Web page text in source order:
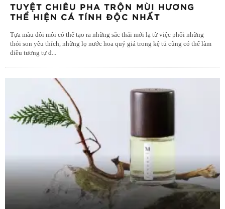
TUYỆT CHIÊU PHA TRỘN MÙI HƯƠNG
THỂ HIỆN CÁ TÍNH ĐỘC NHẤT
Tựa màu đôi môi có thể tạo ra những sắc thái mới lạ từ việc phối những
thỏi son yêu thích, những lọ nước hoa quý giá trong kệ tủ cũng có thể làm
điều tương tự đ...